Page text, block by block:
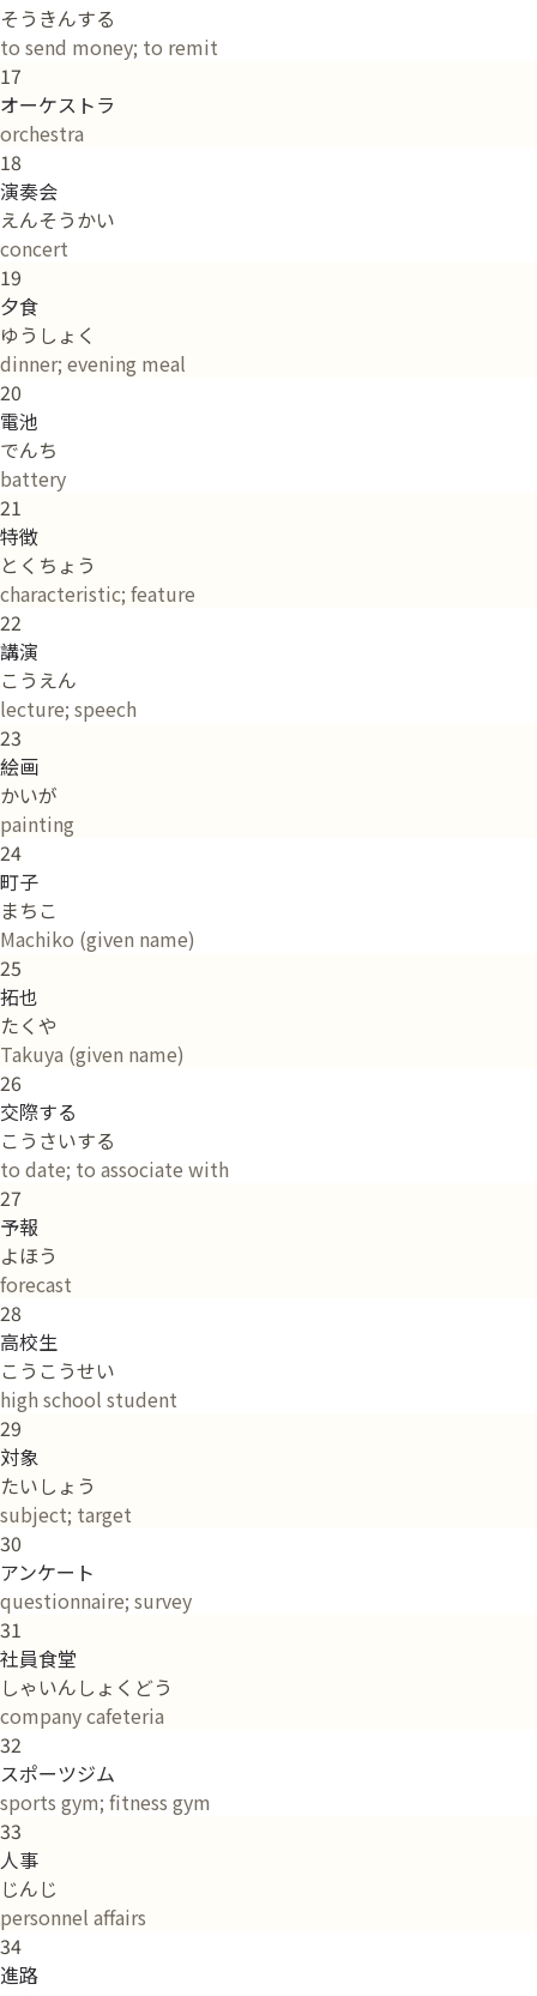
そうきんする
to send money; to remit
17
オーケストラ
orchestra
18
演奏会
えんそうかい
concert
19
夕食
ゆうしょく
dinner; evening meal
20
電池
でんち
battery
21
特徴
とくちょう
characteristic; feature
22
講演
こうえん
lecture; speech
23
絵画
かいが
painting
24
町子
まちこ
Machiko (given name)
25
拓也
たくや
Takuya (given name)
26
交際する
こうさいする
to date; to associate with
27
予報
よほう
forecast
28
高校生
こうこうせい
high school student
29
対象
たいしょう
subject; target
30
アンケート
questionnaire; survey
31
社員食堂
しゃいんしょくどう
company cafeteria
32
スポーツジム
sports gym; fitness gym
33
人事
じんじ
personnel affairs
34
進路